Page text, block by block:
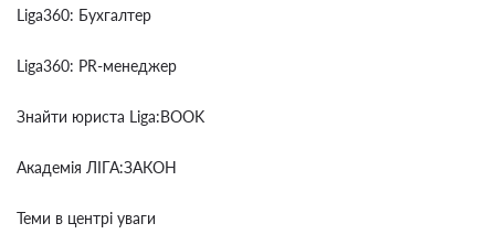
Liga360: Бухгалтер
Liga360: PR-менеджер
Знайти юриста Liga:BOOK
Академія ЛІГА:ЗАКОН
Теми в центрі уваги